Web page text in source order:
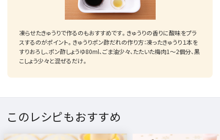
凍らせたきゅうりで作るのもおすすめです。きゅうりの香りに酸味をプラ
スするのがポイント。きゅうりポン酢だれの作り方：凍ったきゅうり１本を
すりおろし、ポン酢しょうゆ80ml、ごま油少々、たたいた梅肉1～2個分、黒
こしょう少々と混ぜるだけ。
このレシピもおすすめ